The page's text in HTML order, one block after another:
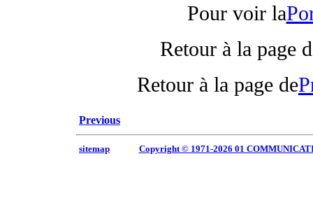
Pour voir la
Retour à la page
Retour à la page de
Previous
sitemap Copyright © 1971-2026 01